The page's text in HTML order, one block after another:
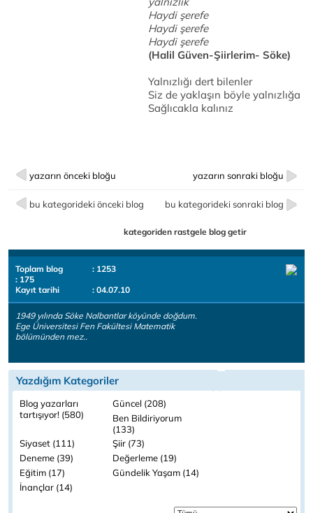
Haydi şerefe
Haydi şerefe
Haydi şerefe
(Halil Güven-Şiirlerim- Söke)
Yalnızlığı dert bilenler
Siz de yaklaşın böyle yalnızlığa
Sağlıcakla kalınız
yazarın önceki bloğu yazarın sonraki bloğu
bu kategorideki önceki blog bu kategorideki sonraki blog
kategoriden rastgele blog getir
Toplam blog
: 1253
: 175
Kayıt tarihi
: 04.07.10
1949 yılında Söke Nalbantlar köyünde doğdum.
Ege Üniversitesi Fen Fakültesi Matematik
bölümünden mez..
Yazdığım Kategoriler
Blog yazarları
tartışıyor! (580)
Güncel (208)
Ben Bildiriyorum
(133)
Siyaset (111)
Şiir (73)
Deneme (39)
Değerleme (19)
Eğitim (17)
Gündelik Yaşam (14)
İnançlar (14)